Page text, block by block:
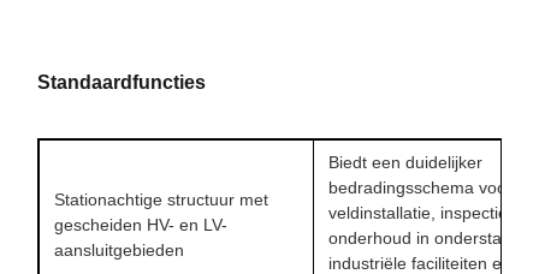
Standaardfuncties
Stationachtige structuur met
gescheiden HV- en LV-
aansluitgebieden
Biedt een duidelijker
bedradingsschema voor
veldinstallatie, inspectie en
onderhoud in
industriële faciliteiten en